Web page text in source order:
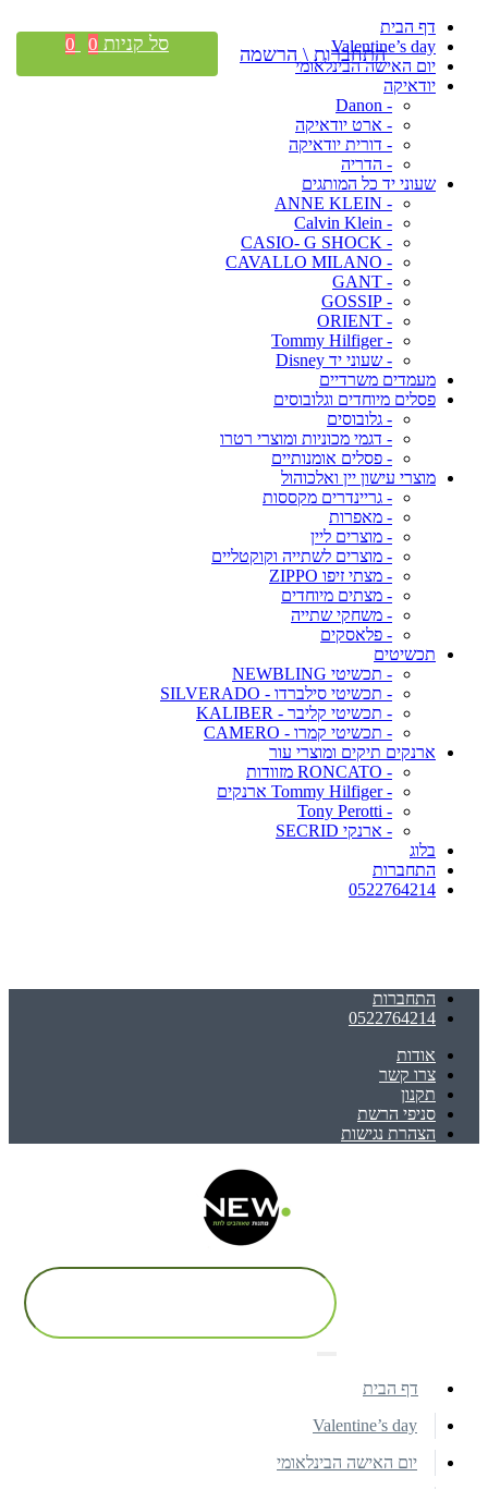
דף הבית
Valentine’s day
יום האישה הבינלאומי
יודאיקה
- Danon
- ארט יודאיקה
- דורית יודאיקה
- הדריה
שעוני יד כל המותגים
- ANNE KLEIN
- Calvin Klein
- CASIO- G SHOCK
- CAVALLO MILANO
- GANT
- GOSSIP
- ORIENT
- Tommy Hilfiger
- שעוני יד Disney
מעמדים משרדיים
פסלים מיוחדים וגלובוסים
- גלובוסים
- דגמי מכוניות ומוצרי רטרו
- פסלים אומנותיים
מוצרי עישון יין ואלכוהול
- גריינדרים מקססות
- מאפרות
- מוצרים ליין
- מוצרים לשתייה וקוקטליים
- מצתי זיפו ZIPPO
- מצתים מיוחדים
- משחקי שתייה
- פלאסקים
תכשיטים
- תכשיטי NEWBLING
- תכשיטי סילברדו - SILVERADO
- תכשיטי קליבר - KALIBER
- תכשיטי קמרו - CAMERO
ארנקים תיקים ומוצרי עור
- RONCATO מזוודות
- Tommy Hilfiger ארנקים
- Tony Perotti
- ארנקי SECRID
בלוג
התחברות
0522764214
התחברות
0522764214
אודות
צרו קשר
תקנון
סניפי הרשת
הצהרת נגישות
התחברות \ הרשמה סל קניות 0
0
דף הבית
Valentine’s day
יום האישה הבינלאומי